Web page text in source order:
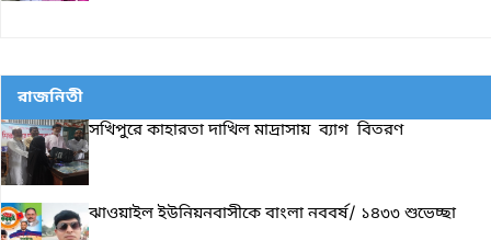
রাজনিতী
সখিপুরে কাহারতা দাখিল মাদ্রাসায় ব্যাগ বিতরণ
ঝাওয়াইল ইউনিয়নবাসীকে বাংলা নববর্ষ/ ১৪৩৩ শুভেচ্ছা